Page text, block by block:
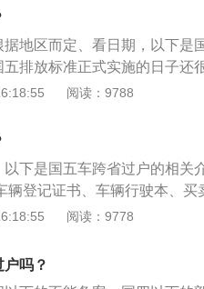
车辆虽然进行买卖，但暂不
户合同中写清楚，避免日后不
由于对二手车交易流程以及
办理有关手续时，发现车辆
回总款数，以实际数及单据为
据地区而定、看日期，以下是
排放标准正式实施的日子还
所以在一些二线城市当中国
户。看日期：根据国家的相
户吗也是一个不错的依据。
户，但是在未来的一段时间
。
阅读：9788
下是国五车跨省过户的相关
辆登记证书、车辆行驶本、
处理清楚。准备齐全后可到
地车管所办理车辆的上牌手
降低百分之25，还增加了非甲
阅读：9778
吗？